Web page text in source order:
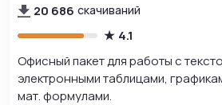
20 686 скачиваний
4.1
Офисный пакет для работы с
электронными таблицами,
мат. формулами.